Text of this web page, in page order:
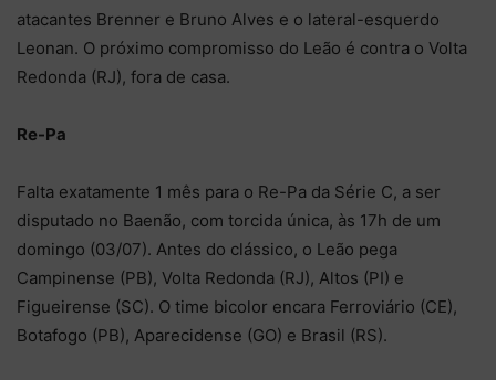
atacantes Brenner e Bruno Alves e o lateral-esquerdo
Leonan. O próximo compromisso do Leão é contra o Volta
Redonda (RJ), fora de casa.
Re-Pa
Falta exatamente 1 mês para o Re-Pa da Série C, a ser
disputado no Baenão, com torcida única, às 17h de um
domingo (03/07). Antes do clássico, o Leão pega
Campinense (PB), Volta Redonda (RJ), Altos (PI) e
Figueirense (SC). O time bicolor encara Ferroviário (CE),
Botafogo (PB), Aparecidense (GO) e Brasil (RS).